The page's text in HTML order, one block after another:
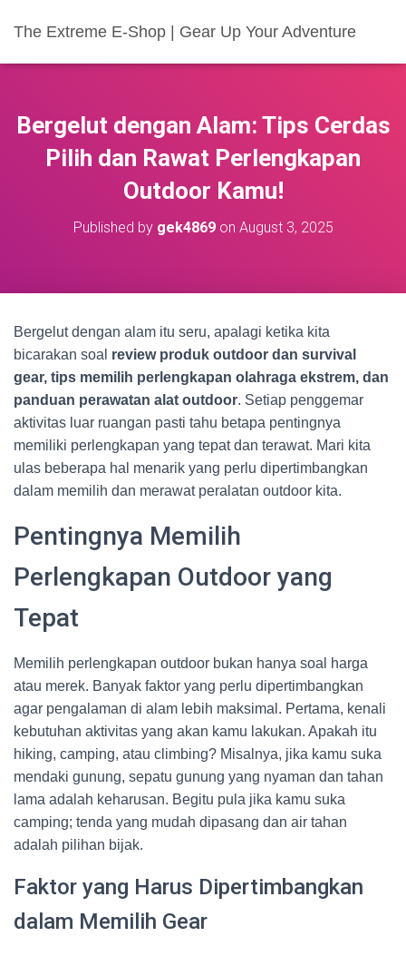
The Extreme E-Shop | Gear Up Your Adventure
Bergelut dengan Alam: Tips Cerdas
Pilih dan Rawat Perlengkapan
Outdoor Kamu!
Published by gek4869on August 3, 2025
Bergelut dengan alam itu seru, apalagi ketika kita
bicarakan soal review produk outdoor dan survival
gear, tips memilih perlengkapan olahraga ekstrem, dan
panduan perawatan alat outdoor. Setiap penggemar
aktivitas luar ruangan pasti tahu betapa pentingnya
memiliki perlengkapan yang tepat dan terawat. Mari kita
ulas beberapa hal menarik yang perlu dipertimbangkan
dalam memilih dan merawat peralatan outdoor kita.
Pentingnya Memilih
Perlengkapan Outdoor yang
Tepat
Memilih perlengkapan outdoor bukan hanya soal harga
atau merek. Banyak faktor yang perlu dipertimbangkan
agar pengalaman di alam lebih maksimal. Pertama, kenali
kebutuhan aktivitas yang akan kamu lakukan. Apakah itu
hiking, camping, atau climbing? Misalnya, jika kamu suka
mendaki gunung, sepatu gunung yang nyaman dan tahan
lama adalah keharusan. Begitu pula jika kamu suka
camping; tenda yang mudah dipasang dan air tahan
adalah pilihan bijak.
Faktor yang Harus Dipertimbangkan
dalam Memilih Gear